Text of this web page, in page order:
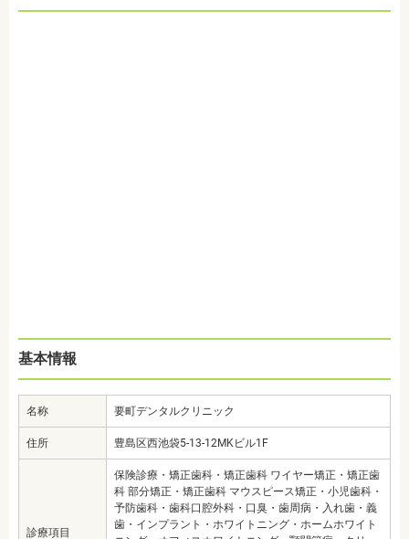
基本情報
名称 要町デンタルクリニック
住所 豊島区西池袋5-13-12MKビル1F
診療項目
保険診療・矯正歯科・矯正歯科 ワイヤー矯正・矯正歯
科 部分矯正・矯正歯科 マウスピース矯正・小児歯科・
予防歯科・歯科口腔外科・口臭・歯周病・入れ歯・義
歯・インプラント・ホワイトニング・ホームホワイト